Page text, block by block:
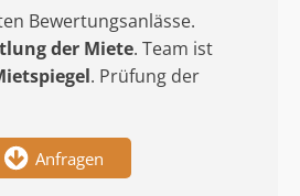
Bewertungsanlässe.
der Miete. Team ist
. Prüfung der
Anfragen